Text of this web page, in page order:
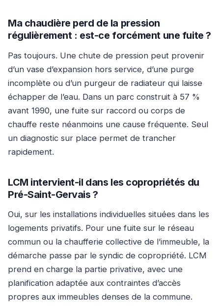
Ma chaudière perd de la pression
régulièrement : est-ce forcément une fuite ?
Pas toujours. Une chute de pression peut provenir
d’un vase d’expansion hors service, d’une purge
incomplète ou d’un purgeur de radiateur qui laisse
échapper de l’eau. Dans un parc construit à 57 %
avant 1990, une fuite sur raccord ou corps de
chauffe reste néanmoins une cause fréquente. Seul
un diagnostic sur place permet de trancher
rapidement.
LCM intervient-il dans les copropriétés du
Pré-Saint-Gervais ?
Oui, sur les installations individuelles situées dans les
logements privatifs. Pour une fuite sur le réseau
commun ou la chaufferie collective de l’immeuble, la
démarche passe par le syndic de copropriété. LCM
prend en charge la partie privative, avec une
planification adaptée aux contraintes d’accès
propres aux immeubles denses de la commune.